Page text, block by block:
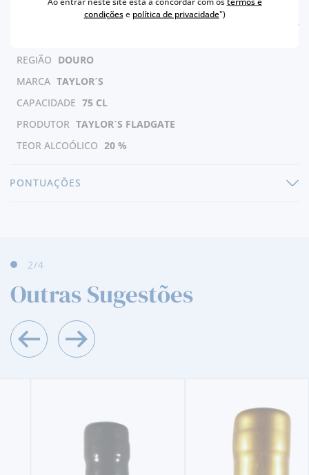
CARACTERÍSTICAS
REGIÃO DOURO
MARCA TAYLOR´S
CAPACIDADE 75 CL
PRODUTOR TAYLOR´S FLADGATE
TEOR ALCOÓLICO 20 %
PONTUAÇÕES
3/4
Outras Sugestões
condiçõese política de privacidade")